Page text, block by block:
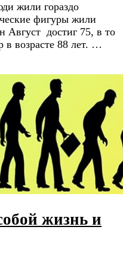
жили гораздо
фигуры жили
Август достиг 75, в то
возрасте 88 лет. …
жизнь и